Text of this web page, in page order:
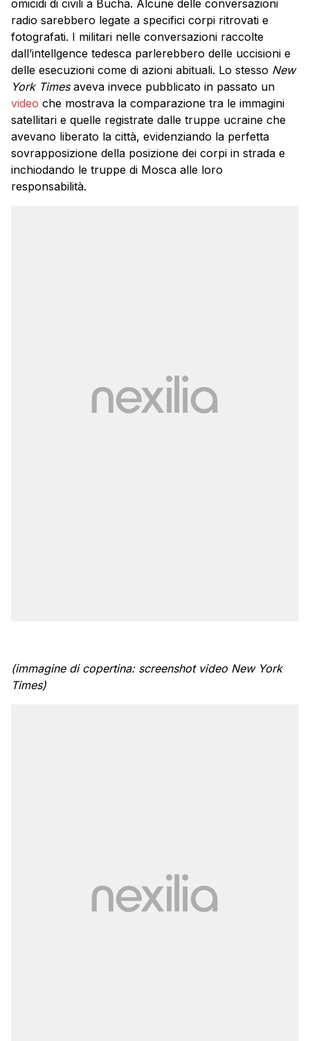
omicidi di civili a Bucha. Alcune delle conversazioni
radio sarebbero legate a specifici corpi ritrovati e
fotografati. I militari nelle conversazioni raccolte
dall’intellgence tedesca parlerebbero delle uccisioni e
delle esecuzioni come di azioni abituali. Lo stesso New
York Timesaveva invece pubblicato in passato un
video che mostrava la comparazione tra le immagini
satellitari e quelle registrate dalle truppe ucraine che
avevano liberato la città, evidenziando la perfetta
sovrapposizione della posizione dei corpi in strada e
inchiodando le truppe di Mosca alle loro
responsabilità.
(immagine di copertina: screenshot video New York
Times)